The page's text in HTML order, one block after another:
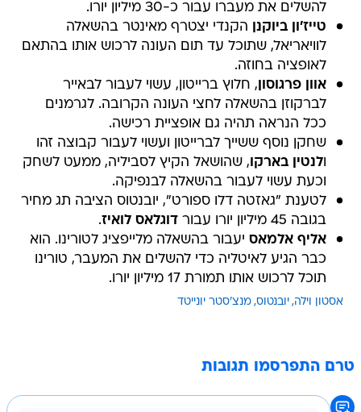
להשלים את מעברו עבור כ-30 מיליון יורו.
טייז'ון ביוקנן
הקנדי יצטרף מאינטר בהשאלה
לוויאריאל, שתוכל עד תום העונה לרכוש אותו בהתאם
לאופציה בחוזה.
אוון פרגוסון , חלוץ ברייטון, עשוי לעבור לבאייר
לברקוזן בהשאלה לחצי העונה הקרובה. לגרמנים
ככל הנראה תהיה גם אופציית רכישה.
שחקן נוסף ששייך לברייטון ועשוי לעבור קבוצה זהו
ולנטין בארקו , שהושאל הקיץ לסביליה, ממעט לשחק
וכעת עשוי לעבור בהשאלה לבנפיקה.
לטענת "גאזטה דלו ספורט", יובנטוס הציבה תג מחיר
בגובה 45 מיליון יורו עבור
דוגלאס לואיז.
אליף אלמאס יעבור בהשאלה מלייפציג לטורינו. הוא
כבר הגיע לאיטליה כדי להשלים את המעבר, טורינו
תוכל לרכוש אותו תמורת 17 מיליון יורו.
אסטון וילה יובנטוס מנצ'סטר יונייטד
טרם התפרסמו תגובות